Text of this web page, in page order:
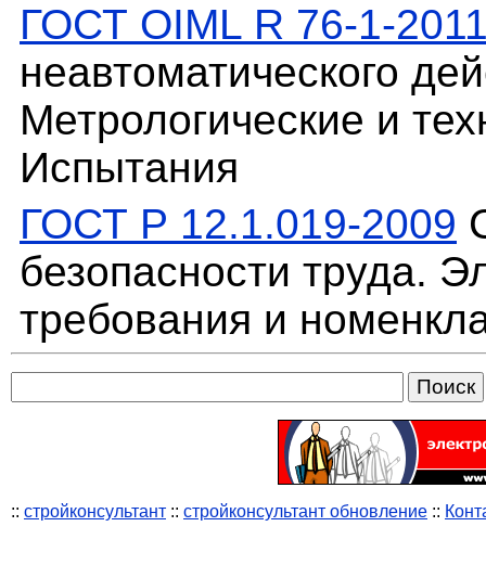
ГОСТ OIML R 76-1-
неавтоматического
Метрологические и
Испытания
ГОСТ Р 12.1.019-2009
безопасности труда.
требования и
:: стройконсультант :: стройконсультант обновление ::